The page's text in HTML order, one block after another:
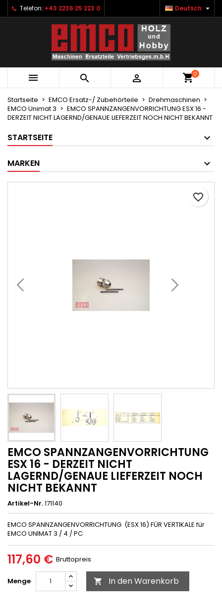
Telefon: +43 2236 25 223 0 Deutsch 
   0
Startseite EMCO Ersatz-/ Zubehörteile
Drehmaschinen
EMCO Unimat 3
EMCO SPANNZANGENVORRICHTUNG ESX 16 -
DERZEIT NICHT LAGERND/GENAUE LIEFERZEIT NOCH NICHT BEKANNT
STARTSEITE
MARKEN
EMCO SPANNZANGENVORRICHTUNG
ESX 16 - DERZEIT NICHT
LAGERND/GENAUE LIEFERZEIT NOCH
NICHT BEKANNT
Artikel-Nr.171140
EMCO SPANNZANGENVORRICHTUNG (ESX 16) FÜR VERTIKALE für
EMCO UNIMAT 3 / 4 / PC
117,60 € Bruttopreis
Menge  In den Warenkorb
favorite_border
Ihre Wunschlisten ×
Neue Liste anlegen
Wunschliste erstellen ×
Name der Wunschliste
Abbrechen Wunschliste erstellen
Anmelden ×
Sie müssen angemeldet sein, um Artikel Ihrer
Wunschliste hinzufügen zu können.
Abbrechen Anmelden